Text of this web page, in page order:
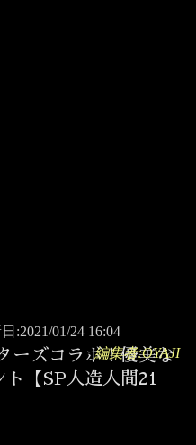
:2021/01/24 16:04
ーズコラボ！優美な
【SP人造人間21
編集者:OYAJI